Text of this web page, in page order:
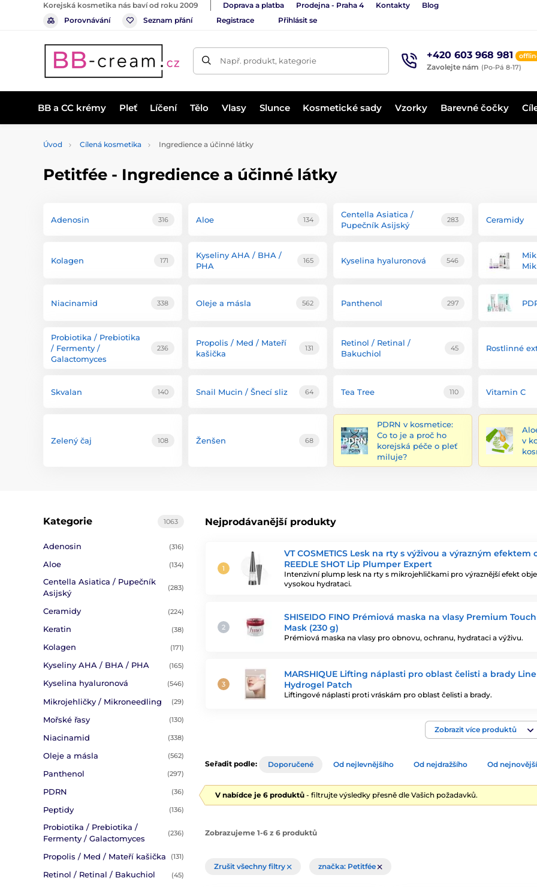
Korejská kosmetika nás baví od roku 2009 Doprava a platba Prodejna - Praha 4 Kontakty
Blog
Porovnávání
Seznam přání Registrace Přihlásit se
Např. produkt, kategorie +420 603 968 981
Zavolejte nám (Po-Pá 8-17)
BB a CC krémy Pleť Líčení Tělo Vlasy Slunce Kosmetické sady Vzorky Barevné čočky
Úvod Cílená kosmetika Ingredience a účinné látky
Petitfée - Ingredience a účinné látky
Adenosin 316 Aloe 134
Centella Asiatica /
Pupečník Asijský
283 Ceramidy
Kolagen 171
Kyseliny AHA / BHA /
PHA
165 Kyselina hyaluronová 546
Niacinamid 338 Oleje a másla 562 Panthenol 297
Probiotika / Prebiotika
/ Fermenty /
Galactomyces
236
Propolis / Med / Mateří
kašička
131
Retinol / Retinal /
Bakuchiol
45 Rostlinné
Skvalan 140 Snail Mucin / Šnecí sliz 64 Tea Tree 110 Vitamin C
Zelený čaj 108 Ženšen 68
PDRN v kosmetice:
Co to je a proč ho
korejská péče o pleť
miluje?
v
Nejprodávanější produkty
VT COSMETICS Lesk na rty s výživou a výrazným efektem
REEDLE SHOT Lip Plumper Expert
Intenzivní plump lesk na rty s mikrojehličkami pro výraznější efekt
vysokou hydrataci.
SHISEIDO FINO Prémiová maska na vlasy Premium
Mask (230 g)
Prémiová maska na vlasy pro obnovu, ochranu, hydrataci a výživu.
MARSHIQUE Lifting náplasti pro oblast čelisti a brady
Hydrogel Patch
Liftingové náplasti proti vráskám pro oblast čelisti a brady.
Zobrazit více produktů
1063
Kategorie
Adenosin (316)
Aloe (134)
Centella Asiatica / Pupečník
Asijský
(283)
Ceramidy (224)
Keratin (38)
Kolagen (171)
Kyseliny AHA / BHA / PHA (165)
Kyselina hyaluronová (546)
Mikrojehličky / Mikroneedling (29)
Mořské řasy (130)
Niacinamid (338)
Oleje a másla (562)
Panthenol (297)
PDRN (36)
Peptidy (136)
Probiotika / Prebiotika /
Fermenty / Galactomyces
(236)
Propolis / Med / Mateří kašička (131)
Retinol / Retinal / Bakuchiol (45)
Seřadit podle: Doporučené Od nejlevnějšího Od nejdražšího Od
V nabídce je 6 produktů - filtrujte výsledky přesně dle Vašich požadavků.
Zobrazujeme 1-6 z 6 produktů
Zrušit všechny filtry značka: Petitfée